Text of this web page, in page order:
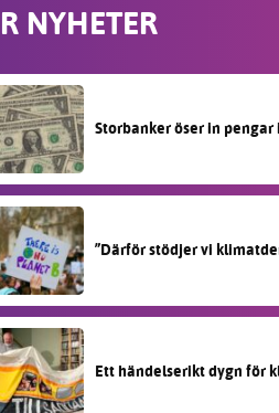
NYHETER
Storbanker öser in
”Därför stödjer vi
Ett händelserikt dygn för